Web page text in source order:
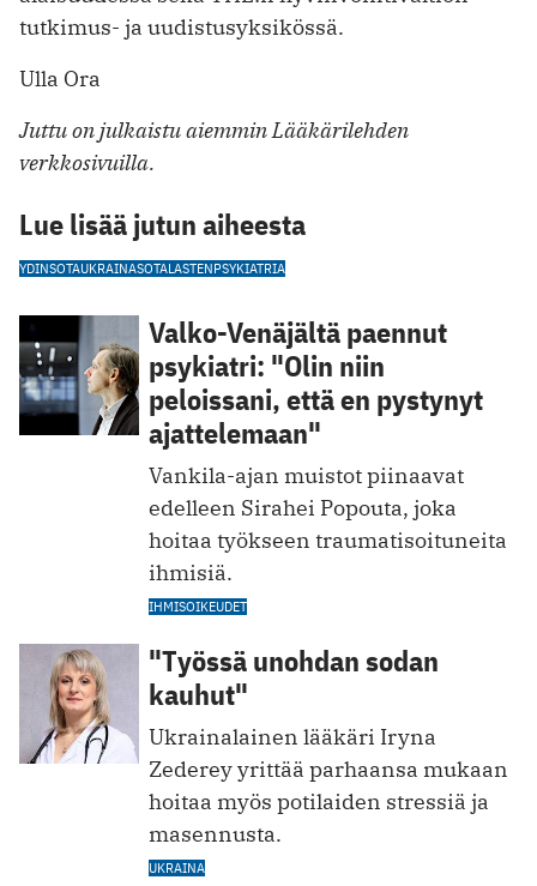
tutkimus- ja uudistusyksikössä.
Ulla Ora
Juttu on julkaistu aiemmin Lääkärilehden
verkkosivuilla.
Lue lisää jutun aiheesta
YDINSOTAUKRAINASOTALASTENPSYKIATRIA
Valko-Venäjältä paennut
psykiatri: "Olin niin
peloissani, että en pystynyt
ajattelemaan"
Vankila-ajan muistot piinaavat
edelleen Sirahei Popouta, joka
hoitaa työkseen traumatisoituneita
ihmisiä.
IHMISOIKEUDET
"Työssä unohdan sodan
kauhut"
Ukrainalainen lääkäri Iryna
Zederey yrittää parhaansa mukaan
hoitaa myös potilaiden stressiä ja
masennusta.
UKRAINA